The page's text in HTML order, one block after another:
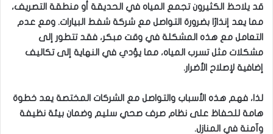
قد يلاحظ الكثيرون تجمع المياه في الحديقة أو منطقة التصريف،
مما يعد إنذارًا بضرورة التواصل مع شركة شفط البيارات. ومع عدم
التعامل مع هذه المشكلة في وقت مبكر، فقد تتطور إلى
مشكلات مثل تسرب المياه، مما يؤدي في النهاية إلى تكاليف
إضافية لإصلاح الأضرار.
لذا، فهم هذه الأسباب والتواصل مع الشركات المختصة يعد خطوة
هامة للحفاظ على نظام صرف صحي سليم وضمان بيئة نظيفة
وآمنة في المنازل.